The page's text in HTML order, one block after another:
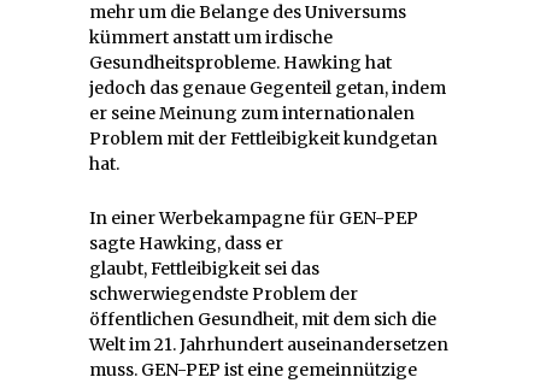
mehr um die Belange des Universums
kümmert anstatt um irdische
Gesundheitsprobleme. Hawking hat
jedoch das genaue Gegenteil getan, indem
er seine Meinung zum internationalen
Problem mit der Fettleibigkeit kundgetan
hat.
In einer Werbekampagne für GEN-PEP
sagte Hawking, dass er
glaubt, Fettleibigkeit sei das
schwerwiegendste Problem der
öffentlichen Gesundheit, mit dem sich die
Welt im 21. Jahrhundert auseinandersetzen
muss. GEN-PEP ist eine gemeinnützige